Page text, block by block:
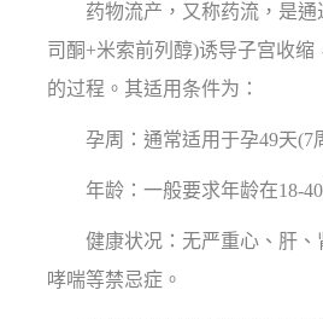
药物流产，又称药流，是通
司酮+米索前列醇)诱导子宫收缩
的过程。其适用条件为：
孕周：通常适用于孕49天(7
年龄：一般要求年龄在18-40
健康状况：无严重心、肝、
哮喘等禁忌症。